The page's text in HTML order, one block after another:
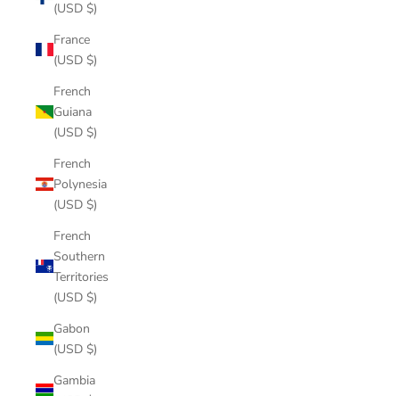
(USD $)
France
(USD $)
French
Guiana
(USD $)
French
Polynesia
(USD $)
French
Southern
Territories
(USD $)
Gabon
(USD $)
Gambia